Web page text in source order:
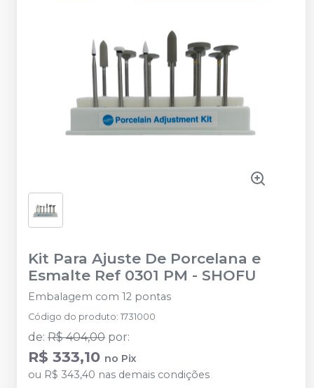
Kit Para Ajuste De Porcelana e
Esmalte Ref 0301 PM - SHOFU
Embalagem com 12 pontas
Código do produto: 1731000
de: R$ 404,00 por:
R$ 333,10 no Pix
ou R$ 343,40 nas demais condições